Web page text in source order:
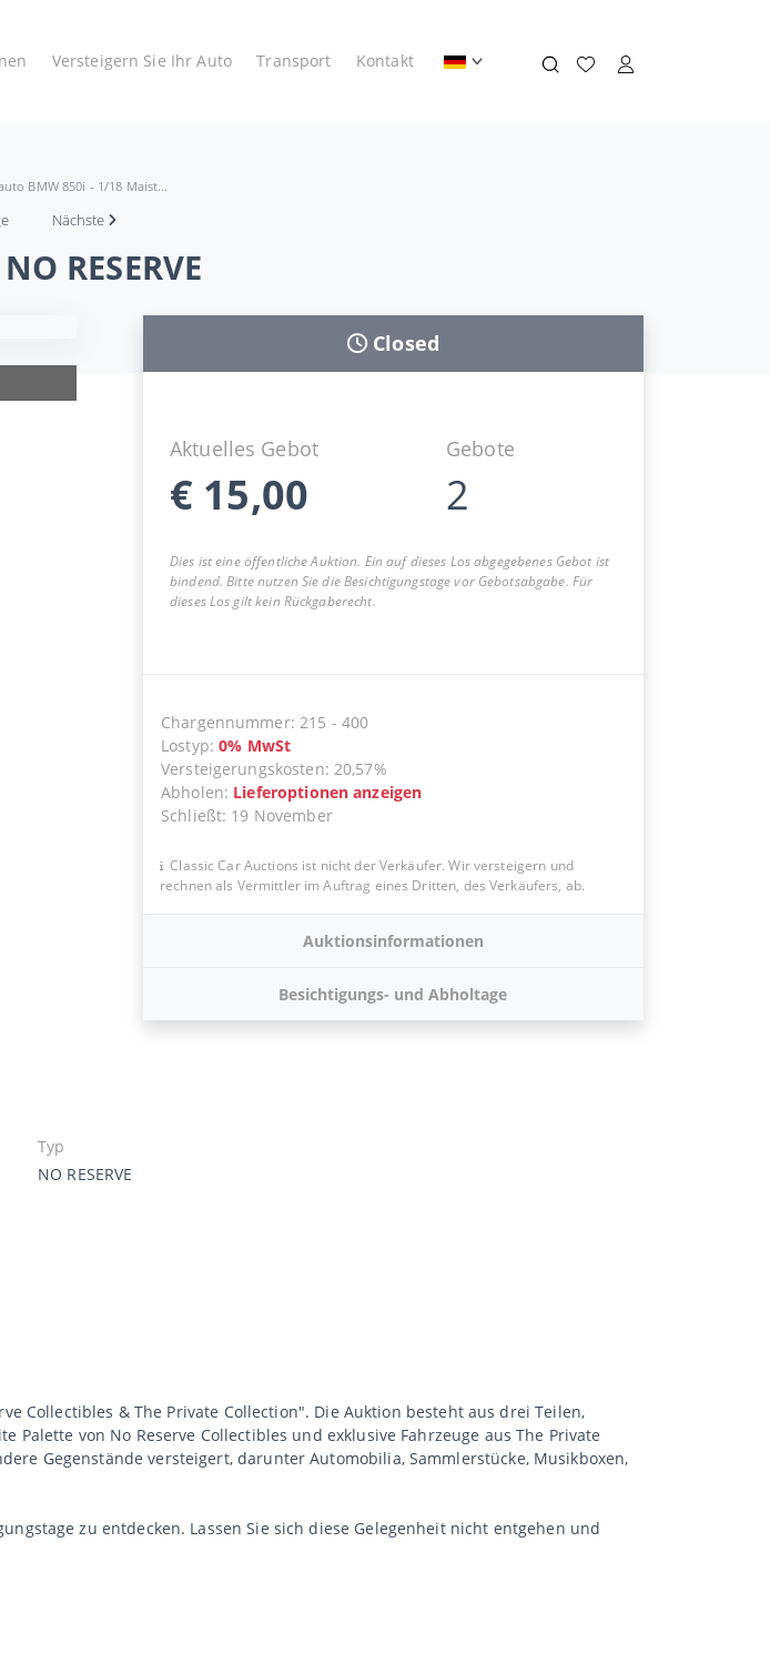
Versteigern Sie Ihr Auto Transport Kontakt
BMW 850i - 1/18 Maist...
Nächste
RESERVE
Closed
Aktuelles Gebot
€ 15,00
Gebote
2
Dies ist eine öffentliche Auktion. Ein auf dieses Los abgegebenes Gebot ist
bindend. Bitte nutzen Sie die Besichtigungstage vor Gebotsabgabe. Für
dieses Los gilt kein Rückgaberecht.
Chargennummer: 215 - 400
Lostyp:0% MwSt
Versteigerungskosten: 20,57%
Abholen: Lieferoptionen anzeigen
Schließt: 19 November
Classic Car Auctions ist nicht der Verkäufer. Wir versteigern und
rechnen als Vermittler im Auftrag eines Dritten, des Verkäufers, ab.
Auktionsinformationen
Besichtigungs- und Abholtage
Typ
NO RESERVE
Collectibles & The Private Collection". Die Auktion besteht aus drei Teilen,
von No Reserve Collectibles und exklusive Fahrzeuge aus The Private
Gegenstände versteigert, darunter Automobilia, Sammlerstücke, Musikboxen,
zu entdecken. Lassen Sie sich diese Gelegenheit nicht entgehen und